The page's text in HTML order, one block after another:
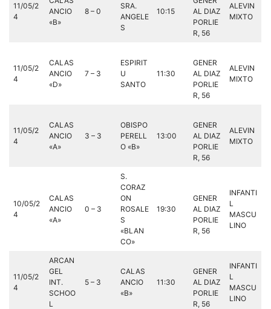
11/05/2
4
ANCIO
«B»
8 – 0
SRA.
ANGELE
S
10:15
AL DIAZ
PORLIE
R, 56
ALEVIN
MIXTO
11/05/2
4
CALAS
ANCIO
«D»
7 – 3
ESPIRIT
U
SANTO
11:30
GENER
AL DIAZ
PORLIE
R, 56
ALEVIN
MIXTO
11/05/2
4
CALAS
ANCIO
«A»
3 – 3
OBISPO
PERELL
O «B»
13:00
GENER
AL DIAZ
PORLIE
R, 56
ALEVIN
MIXTO
10/05/2
4
CALAS
ANCIO
«A»
0 – 3
S.
CORAZ
ON
ROSALE
S
«BLAN
CO»
19:30
GENER
AL DIAZ
PORLIE
R, 56
INFANTI
L
MASCU
LINO
11/05/2
4
ARCAN
GEL
INT.
SCHOO
L
5 – 3
CALAS
ANCIO
«B»
11:30
GENER
AL DIAZ
PORLIE
R, 56
INFANTI
L
MASCU
LINO